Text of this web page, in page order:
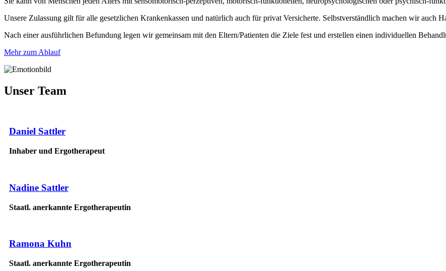
Unsere Zulassung gilt für alle gesetzlichen Krankenkassen und natürlich auch für privat Versicherte. Selbstverständlich machen wir auch
Nach einer ausführlichen Befundung legen wir gemeinsam mit den Eltern/Patienten die Ziele fest und erstellen einen individuellen
Mehr zum Ablauf
Unser Team
Daniel Sattler
Inhaber und Ergotherapeut
Nadine Sattler
Staatl. anerkannte Ergotherapeutin
Ramona Kuhn
Staatl. anerkannte Ergotherapeutin